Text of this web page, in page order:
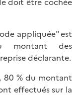
appliquée" est
montant des
déclarante.
80 % du montant
effectués sur la